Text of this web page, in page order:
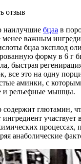
отзыв
наилучшие бцаа в
менее важным
бцаа эксплод
форму в 6 г
быстрая
все это на одну
аминки, с
и рельефные мышцы.
глютамин,
участвует
процессах,
анаболические